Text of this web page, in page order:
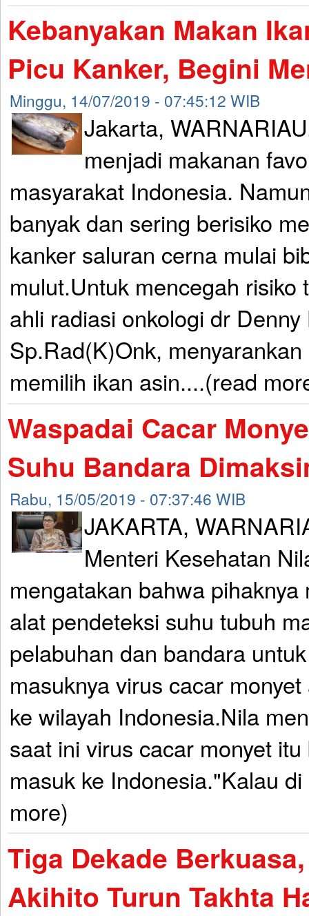
Kebanyakan Makan
Picu Kanker, Begini
Minggu, 14/07/2019 - 07:45:12 WIB
Jakarta,
menjadi makanan
masyarakat Indonesia.
banyak dan sering berisiko
kanker saluran cerna mulai
mulut.Untuk mencegah risiko
ahli radiasi onkologi dr
Sp.Rad(K)Onk,
memilih ikan asin....(read
Waspadai Cacar
Suhu Bandara
Rabu, 15/05/2019 - 07:37:46 WIB
JAKARTA,
Menteri Kesehatan
mengatakan bahwa
alat pendeteksi suhu tubuh
pelabuhan dan bandara
masuknya virus cacar
ke wilayah Indonesia.Nila
saat ini virus cacar monyet
masuk ke Indonesia."Kalau
more)
Tiga Dekade
Akihito Turun Takhta